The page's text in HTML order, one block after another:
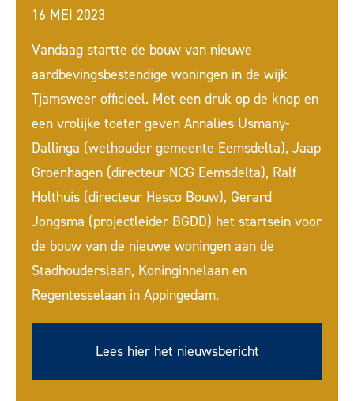
16 MEI 2023
Vandaag startte de bouw van nieuwe
aardbevingsbestendige woningen in de wijk
Tjamsweer officieel. Met een druk op de knop en
een vrolijke toeter geven Annalies Usmany-
Dallinga (wethouder gemeente Eemsdelta), Jaap
Groenhagen (directeur NCG Eemsdelta), Ralf
Holthuis (directeur Hesco Bouw), Gerard
Jongsma (projectleider BGDD) het startsein voor
de bouw van de nieuwe woningen aan de
Stadhouderslaan, Koninginnelaan en
Regentesselaan in Appingedam.
Lees hier het nieuwsbericht